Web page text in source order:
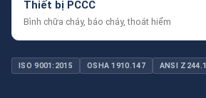
Thiết bị PCCC
Bình chữa cháy, báo cháy, thoát hiểm
ISO 9001:2015 OSHA 1910.147 ANSI Z244.1